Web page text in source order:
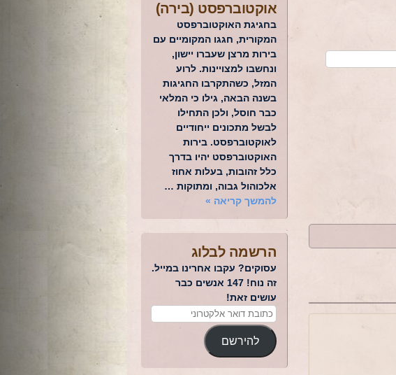
אוקטוברפסט (בירה)
בחגיגת האוקטוברפסט
המקורית, חגגו המקומיים עם
בירות מרצן שעברו יישון,
ונחשבו למצויינות. לרוע
המזל, כשהתקרבו החגיגות
בשנה הבאה, גילו כי המלאי
כבר חוסל, ולכן התחילו
לבשל מתכונים ייחודיים
לאוקטוברפסט. בירות
האוקטוברפסט יהיו בדרך
כלל זהובות, בעלות אחוז
אלכוהול גבוה, ומתוקות …
להמשך קריאה »
הרשמה לבלוג
עסוקים? עקבו אחרינו במייל.
זה נוח! 147 אנשים כבר
עושים זאת!
להירשם